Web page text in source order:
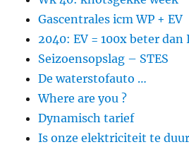
Gascentrales icm WP + EV
2040: EV = 100x beter dan
Seizoensopslag – STES
De waterstofauto …
Where are you ?
Dynamisch tarief
Is onze elektriciteit te